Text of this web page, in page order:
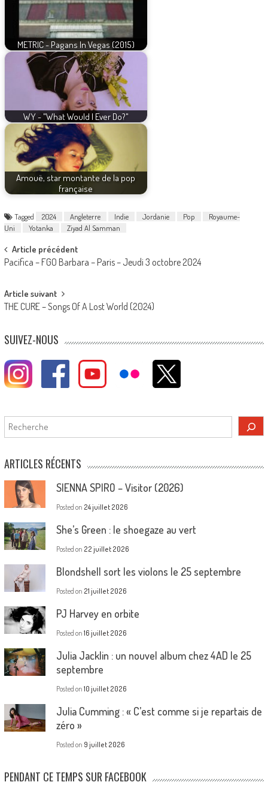
METRIC - Pagans In Vegas (2015)
WY - "What Would I Ever Do?"
Amouë, star montante de la pop
française
Tagged 2024 Angleterre Indie Jordanie Pop
Royaume-
Uni
Yotanka Ziyad Al Samman
Post
navigation
Article précédent
Pacifica – FGO Barbara – Paris – Jeudi 3 octobre 2024
Article suivant
THE CURE – Songs Of A Lost World (2024)
SUIVEZ-NOUS
Rechercher
ARTICLES RÉCENTS
SIENNA SPIRO – Visitor (2026)
Posted on 24 juillet 2026
She’s Green : le shoegaze au vert
Posted on 22 juillet 2026
Blondshell sort les violons le 25 septembre
Posted on 21 juillet 2026
PJ Harvey en orbite
Posted on 16 juillet 2026
Julia Jacklin : un nouvel album chez 4AD le 25
septembre
Posted on 10 juillet 2026
Julia Cumming : « C’est comme si je repartais de
zéro »
Posted on 9 juillet 2026
PENDANT CE TEMPS SUR FACEBOOK